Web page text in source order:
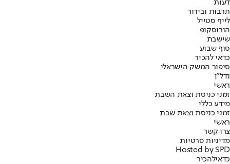
דעות
תרבות ובידור
לייף סטייל
הורוסקופ
שישבת
סוף שבוע
כדאי להכיר
סיפור המשק הישראלי
נדל"ן
ראשי
זמני כניסת וצאת השבת
מידע כללי
זמני כניסת וצאת שבת
ראשי
צרו קשר
מדיניות פרטיות
Hosted by SPD
כדאילהכיר